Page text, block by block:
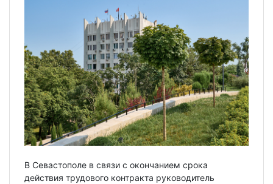
В Севастополе в связи с окончанием срока
действия трудового контракта руководитель